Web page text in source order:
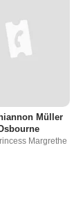
Müller
Margrethe